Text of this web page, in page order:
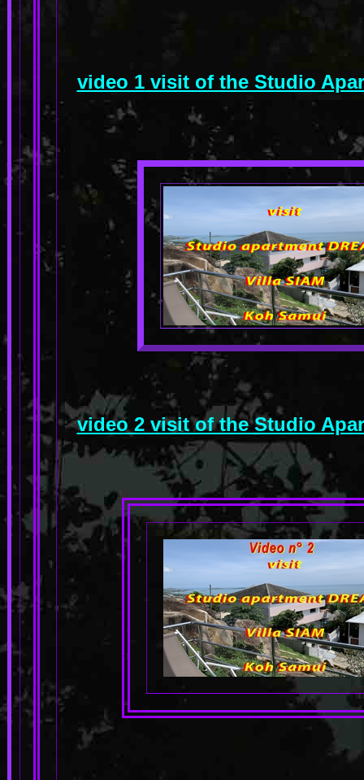
video 1 visit of the Studio
video 2 visit of the Studio